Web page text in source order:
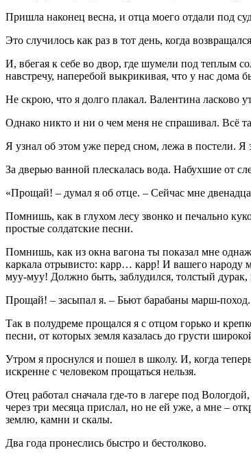
Пришла наконец весна, и отца моего отдали под
Это случилось как раз в тот день, когда
И, вбегая к себе во двор, где шумели под теплым
навстречу, наперебой выкрикивая, что у нас дома
Не скрою, что я долго плакал. Валентина ласково
Однако никто и ни о чем меня не спрашивал. Всё
Я узнал об этом уже перед сном, лежа в постели. Я
За дверью ванной плескалась вода. Набухшие от
«Прощай! – думал я об отце. – Сейчас мне
Помнишь, как в глухом лесу звонко и печально
простые солдатские песни.
Помнишь, как из окна вагона ты показал мне
каркала отрывисто: карр… карр! И вашего народу
муу-муу! Должно быть, заблудился, толстый дурак,
Прощай! – засыпал я. – Бьют барабаны марш-
Так в полудреме прощался я с отцом горько и
песни, от которых земля казалась до грусти
Утром я проснулся и пошел в школу. И, когда
искренне с человеком прощаться нельзя.
Отец работал сначала где-то в лагере под
через три месяца прислал, но не ей уже, а мне –
землю, камни и скалы.
Два года пронеслись быстро и бестолково.